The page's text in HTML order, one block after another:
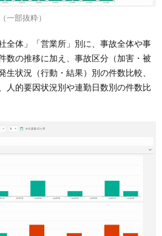
一部抜粋）
全体」「営業所」別に、事故全体や事
数の推移に加え、事故区分（加害・被
生状況（行動・結果）別の件数比較、
人的要因状況別や連勤日数別の件数比